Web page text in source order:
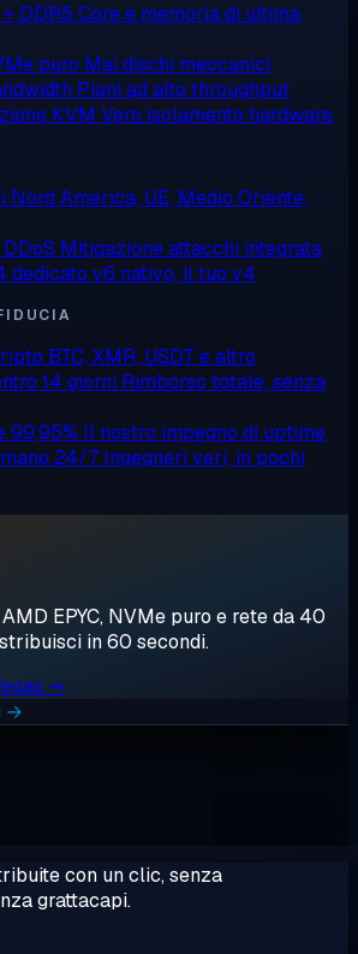
DDR5 Core e memoria di ultima
puro Mai dischi meccanici
Piani ad alto throughput
KVM Vero isolamento hardware
Nord America, UE, Medio Oriente,
Mitigazione attacchi integrata
dedicato v6 nativo, il tuo v4
BTC, XMR, USDT e altro
14 giorni Rimborso totale, senza
99,95% Il nostro impegno di uptime
24/7 Ingegneri veri, in pochi
EPYC, NVMe puro e rete da 40
in 60 secondi.
→
→
con un clic, senza
grattacapi.